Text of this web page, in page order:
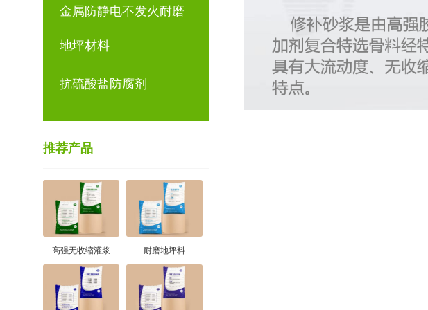
金属防静电不发火耐磨
地坪材料
抗硫酸盐防腐剂
推荐产品
高强无收缩灌浆 耐磨地坪料